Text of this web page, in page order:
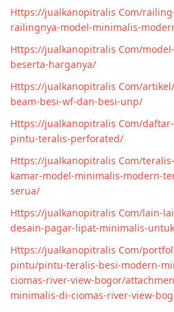
Https://jualkanopitralis Com/
railingnya-model-minimalis-
Https://jualkanopitralis Com/
beserta-harganya/
Https://jualkanopitralis Com/
beam-besi-wf-dan-besi-unp/
Https://jualkanopitralis Com/
pintu-teralis-perforated/
Https://jualkanopitralis Com/
kamar-model-minimalis-modern-
serua/
Https://jualkanopitralis Com/lain-
desain-pagar-lipat-minimalis-
Https://jualkanopitralis Com/
pintu/pintu-teralis-besi-modern-
ciomas-river-view-bogor/
minimalis-di-ciomas-river-view-